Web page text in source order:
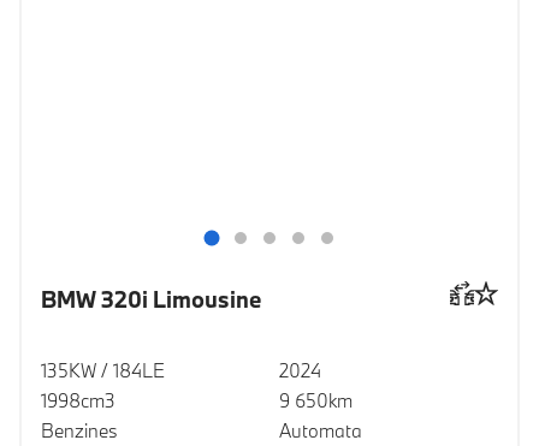
BMW 320i Limousine
135KW / 184LE
1998cm3
Benzines
2024
9 650km
Automata